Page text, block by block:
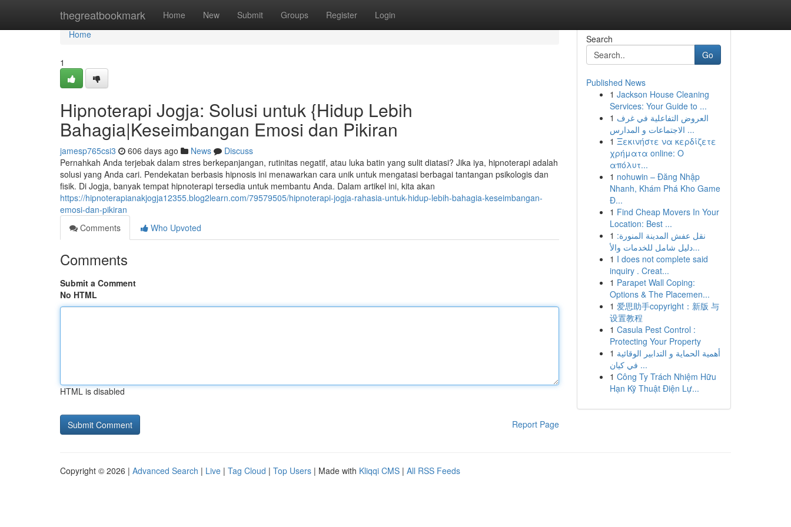
thegreatbookmark Home New Submit Groups Register Login
Home
Home
1
Hipnoterapi Jogja: Solusi untuk {Hidup Lebih
Bahagia|Keseimbangan Emosi dan Pikiran
jamesp765csi3 606 days ago News
Discuss
Pernahkah Anda terjebak dalam stres berkepanjangan, rutinitas negatif, atau luka batin yang sulit diatasi? Jika iya, hipnoterapi adalah
solusi yang Anda cari. Pendekatan berbasis hipnosis ini menawarkan cara unik untuk mengatasi berbagai tantangan psikologis dan
fisik. Di Jogja, banyak tempat hipnoterapi tersedia untuk membantu Anda. Dalam artikel ini, kita akan
https://hipnoterapianakjogja12355.blog2learn.com/79579505/hipnoterapi-jogja-rahasia-untuk-hidup-lebih-bahagia-keseimbangan-
emosi-dan-pikiran
Comments
Who Upvoted
Comments
Submit a Comment
No HTML
HTML is disabled
Report Page
Search
Go
Published News
1 Jackson House Cleaning
Services: Your Guide to ...
1 العروض التفاعلية في غرف
الاجتماعات و المدارس ...
1 Ξεκινήστε να κερδίζετε
χρήματα online: Ο
απόλυτ...
1 nohuwin – Đăng Nhập
Nhanh, Khám Phá Kho Game
Đ...
1 Find Cheap Movers In Your
Location: Best ...
1 نقل عفش المدينة المنورة:
دليل شامل للخدمات والأ...
1 I does not complete said
inquiry . Creat...
1 Parapet Wall Coping:
Options & The Placemen...
1 爱思助手copyright：新版 与
设置教程
1 Casula Pest Control :
Protecting Your Property
1 أهمية الحماية و التدابير الوقائية
في كيان ...
1 Công Ty Trách Nhiệm Hữu
Hạn Kỹ Thuật Điện Lự...
Copyright © 2026 | Advanced Search | Live | Tag Cloud | Top Users | Made with Kliqqi CMS | All RSS Feeds